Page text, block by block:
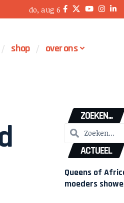
do, aug 6
shop over ons
ZOEKEN...
ACTUEEL
Queens of
moeders